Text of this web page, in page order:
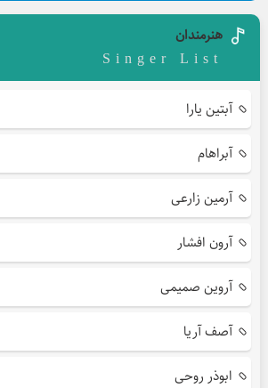
هنرمندان
Singer List
آبتین یارا
آبراهام
آرمین زارعی
آرون افشار
آروین صمیمی
آصف آریا
ابوذر روحی